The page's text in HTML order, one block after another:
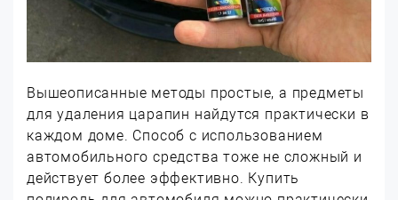
Вышеописанные методы простые, а предметы
для удаления царапин найдутся практически в
каждом доме. Способ с использованием
автомобильного средства тоже не сложный и
действует более эффективно. Купить